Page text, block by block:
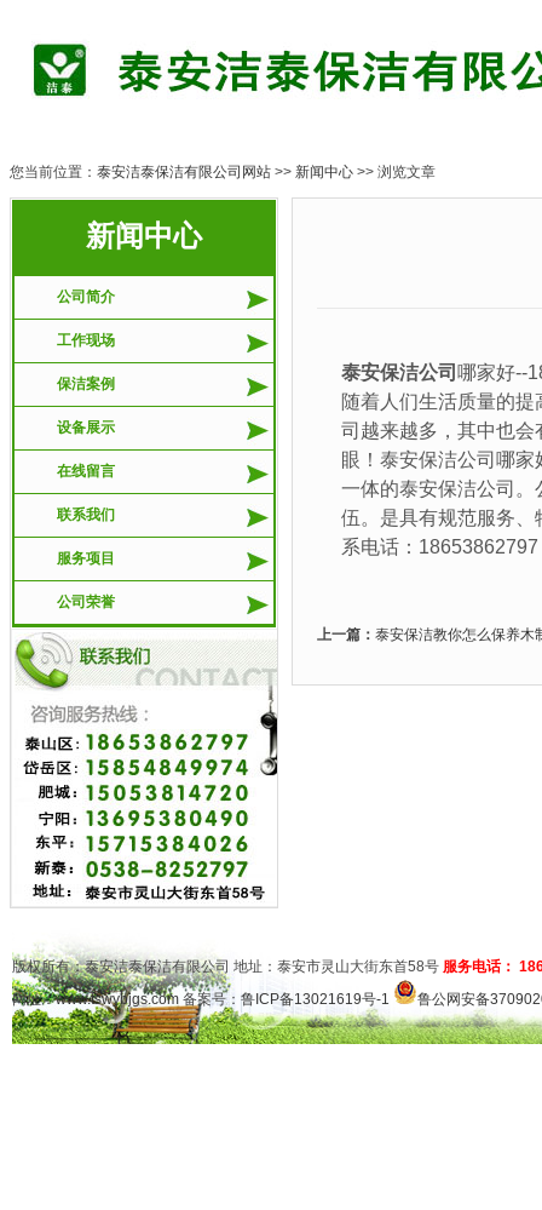
您当前位置： 泰安洁泰保洁有限公司网站>> 新闻中心>> 浏览文章
新闻中心
公司简介
工作现场
保洁案例
设备展示
在线留言
联系我们
服务项目
公司荣誉
泰安保洁公司 哪家好--
随着人们生活质量的
司越来越多，其中也
眼！泰安保洁公司哪家
一体的泰安保洁公司
伍。是具有规范服务、
系电话：
上一篇： 泰安保洁教你怎么保养木
版权所有：泰安洁泰保洁有限公司 地址：泰安市灵山大街东首58号 服务电话：
网址：www.tswybjgs.com备案号： 鲁ICP备13021619号-1 鲁公网安备